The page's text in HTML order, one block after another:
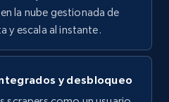
Prueba gratuita
la nube gestionada de
y escala al instante.
y desbloqueo